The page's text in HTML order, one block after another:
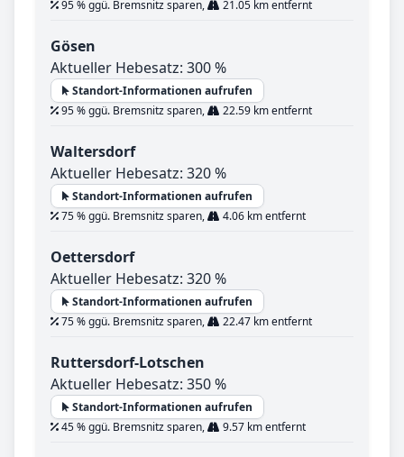
95 % ggü. Bremsnitz sparen,
21.05 km entfernt
Gösen
Aktueller Hebesatz: 300 %
Standort-Informationen aufrufen
95 % ggü. Bremsnitz sparen,
22.59 km entfernt
Waltersdorf
Aktueller Hebesatz: 320 %
Standort-Informationen aufrufen
75 % ggü. Bremsnitz sparen,
4.06 km entfernt
Oettersdorf
Aktueller Hebesatz: 320 %
Standort-Informationen aufrufen
75 % ggü. Bremsnitz sparen,
22.47 km entfernt
Ruttersdorf-Lotschen
Aktueller Hebesatz: 350 %
Standort-Informationen aufrufen
45 % ggü. Bremsnitz sparen,
9.57 km entfernt